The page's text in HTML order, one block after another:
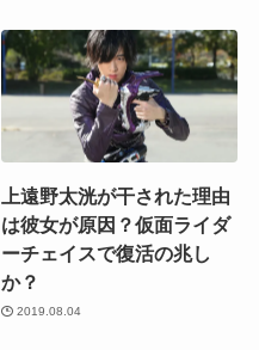
上遠野太洸が干された理由
は彼女が原因？仮面ライダ
ーチェイスで復活の兆し
か？
2019.08.04